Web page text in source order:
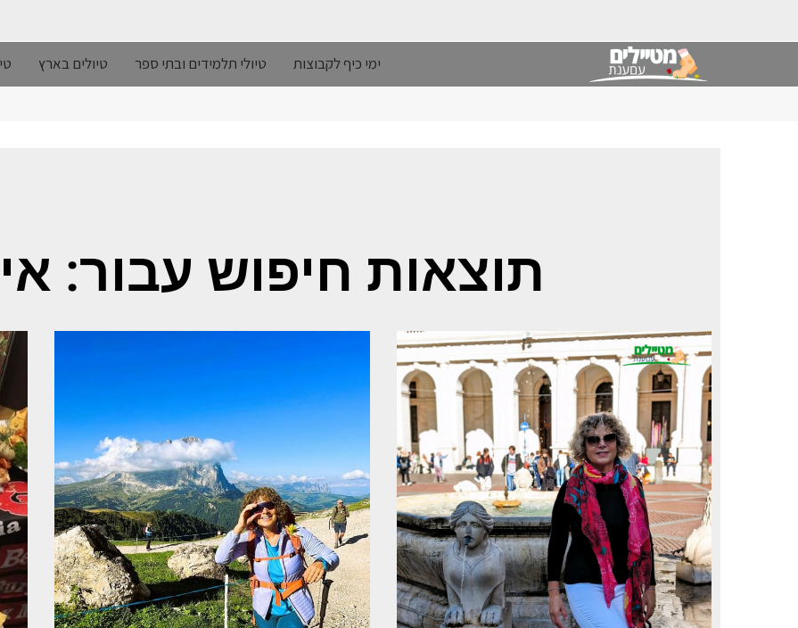
ימי כיף לקבוצות טיולי תלמידים ובתי ספר טיולים בארץ
תוצאות חיפוש עבור: